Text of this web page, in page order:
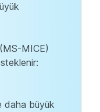
MICE)
büyük